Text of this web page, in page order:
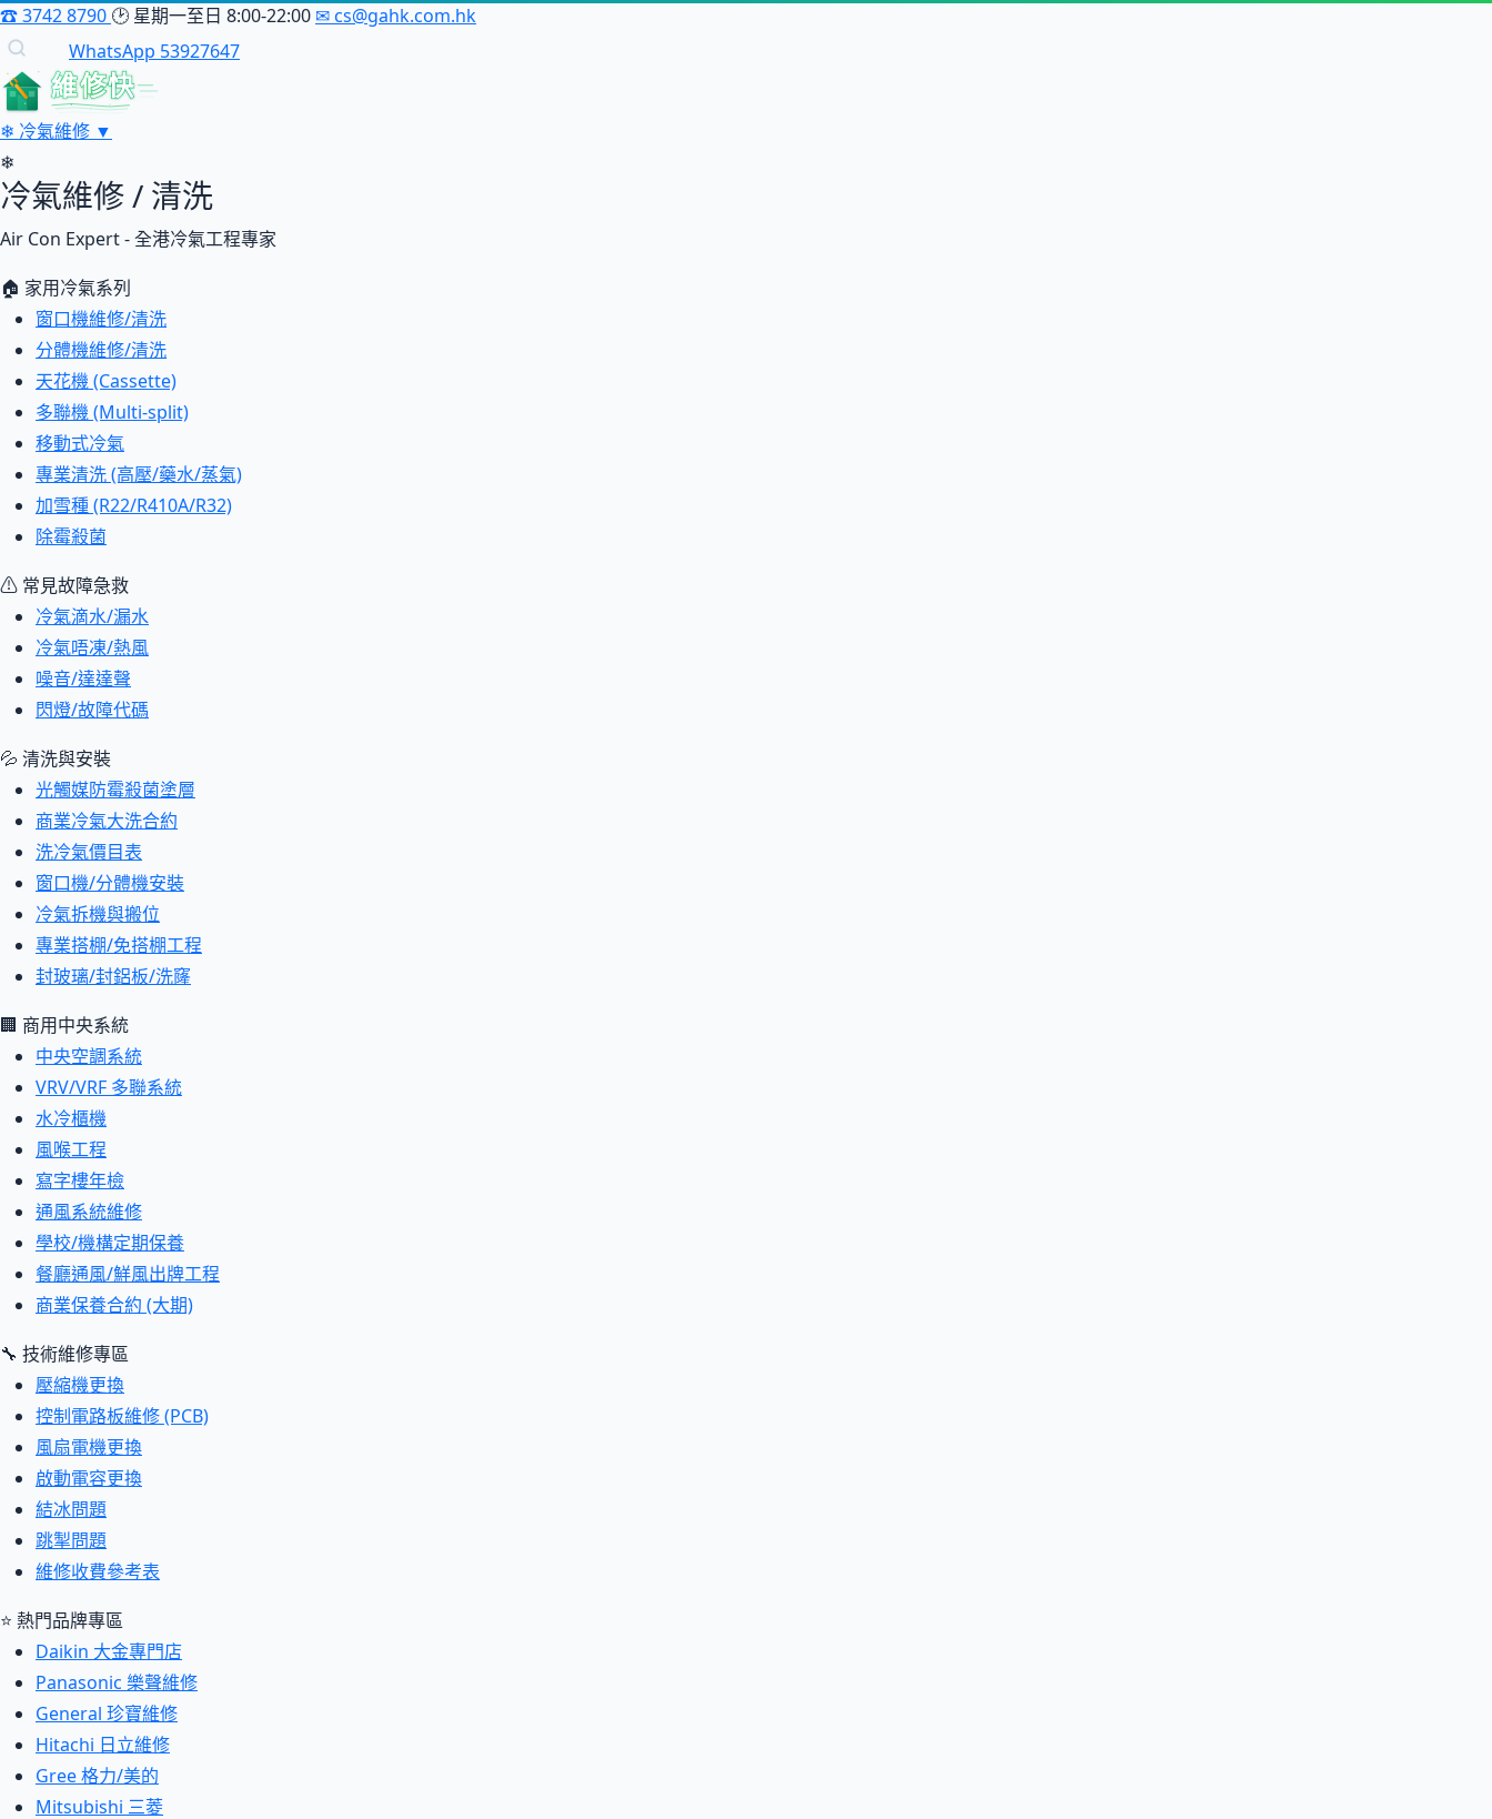
☎3742 8790 🕑 星期一至日 8:00-22:00 ✉cs@gahk.com.hk
WhatsApp 53927647
維修快
❄ 冷氣維修 ▼
❄
冷氣維修 / 清洗
Air Con Expert - 全港冷氣工程專家
🏠 家用冷氣系列
窗口機維修/清洗
分體機維修/清洗
天花機 (Cassette)
多聯機 (Multi-split)
移動式冷氣
專業清洗 (高壓/藥水/蒸氣)
加雪種 (R22/R410A/R32)
除霉殺菌
⚠ 常見故障急救
冷氣滴水/漏水
冷氣唔凍/熱風
噪音/達達聲
閃燈/故障代碼
💦 清洗與安裝
光觸媒防霉殺菌塗層
商業冷氣大洗合約
洗冷氣價目表
窗口機/分體機安裝
冷氣拆機與搬位
專業搭棚/免搭棚工程
封玻璃/封鋁板/洗窿
🏢 商用中央系統
中央空調系統
VRV/VRF 多聯系統
水冷櫃機
風喉工程
寫字樓年檢
通風系統維修
學校/機構定期保養
餐廳通風/鮮風出牌工程
商業保養合約 (大期)
🔧 技術維修專區
壓縮機更換
控制電路板維修 (PCB)
風扇電機更換
啟動電容更換
結冰問題
跳掣問題
維修收費參考表
⭐ 熱門品牌專區
Daikin 大金專門店
Panasonic 樂聲維修
General 珍寶維修
Hitachi 日立維修
Gree 格力/美的
Mitsubishi 三菱